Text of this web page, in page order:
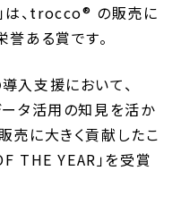
は、trocco®︎ の販売に
ある賞です。
入支援において、
タ活用の知見を活か
売に大きく貢献したこ
THE YEAR」を受賞